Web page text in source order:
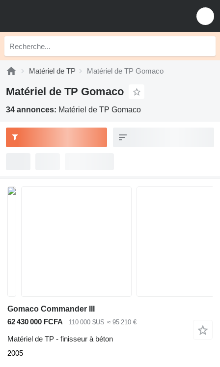
Matériel de TP Matériel de TP Gomaco
Matériel de TP Gomaco
34 annonces: Matériel de TP Gomaco
Gomaco Commander III
62 430 000 FCFA
110 000 $US ≈ 95 210 €
Matériel de TP - finisseur à béton
2005